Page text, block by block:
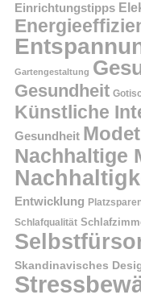
Einrichtungstipps
Gartengestaltung
Gesundheit
Künstliche
Gesundheit
Nachhaltige
Entwicklung
Schlafqualität
Skandinavisches